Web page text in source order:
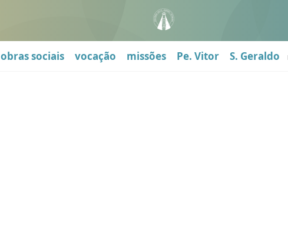
obras sociais vocação missões Pe. Vitor S. Geraldo